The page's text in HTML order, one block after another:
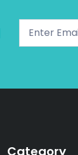
Category